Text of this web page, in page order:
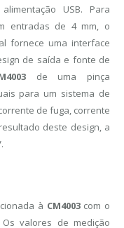
USB. Para
entradas de 4 mm, o
fornece uma interface
de saída e fonte de
de uma pinça
para um sistema de
de fuga, corrente
deste design, a
à CM4003com o
valores de medição